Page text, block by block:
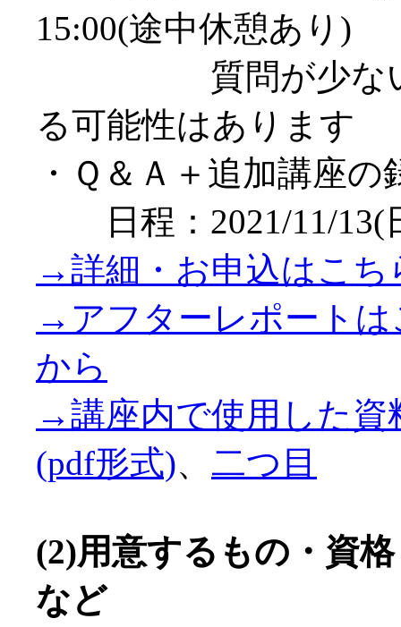
15:00(途中休憩あり)
質問が少ない
る可能性はあります
・Ｑ＆Ａ＋追加講座の
日程：2021/11/13(
→詳細・お申込はこち
→アフターレポート
から
→講座内で使用した資
(pdf形式)、 二つ目
(2)用意するもの・資
など